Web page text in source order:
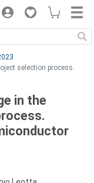
selection process.
in the